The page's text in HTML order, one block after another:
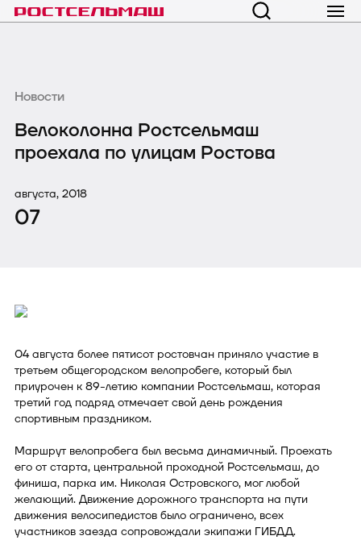
Новости
Велоколонна Ростсельмаш
проехала по улицам Ростова
августа, 2018
07
04 августа более пятисот ростовчан приняло участие в
третьем общегородском велопробеге, который был
приурочен к 89-летию компании Ростсельмаш, которая
третий год подряд отмечает свой день рождения
спортивным праздником.
Маршрут велопробега был весьма динамичный. Проехать
его от старта, центральной проходной Ростсельмаш, до
финиша, парка им. Николая Островского, мог любой
желающий. Движение дорожного транспорта на пути
движения велосипедистов было ограничено, всех
участников заезда сопровождали экипажи ГИБДД.